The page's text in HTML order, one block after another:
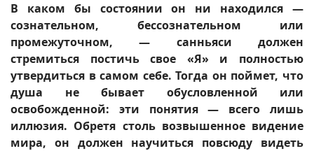
В каком бы состоянии он ни находился —
сознательном, бессознательном или
промежуточном, — санньяси должен
стремиться постичь свое «Я» и полностью
утвердиться в самом себе. Тогда он поймет, что
душа не бывает обусловленной или
освобожденной: эти понятия — всего лишь
иллюзия. Обретя столь возвышенное видение
мира, он должен научиться повсюду видеть